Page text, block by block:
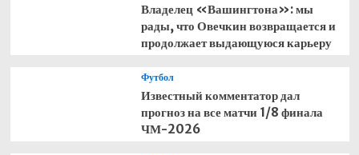
Владелец «Вашингтона»: мы
рады, что Овечкин возвращается и
продолжает выдающуюся карьеру
Футбол
Известный комментатор дал
прогноз на все матчи 1/8 финала
ЧМ-2026